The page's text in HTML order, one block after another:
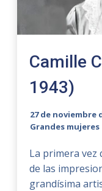
Camille
1943)
27 de noviembre
Grandes mujeres
La primera
de las
grandísima